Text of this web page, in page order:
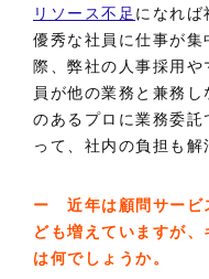
リソース不足 になれば
優秀な社員に仕事が
際、弊社の人事採用
員が他の業務と兼務
のあるプロに業務委
って、社内の負担も解
ー 近年は顧問サービ
ども増えていますが
は何でしょうか。